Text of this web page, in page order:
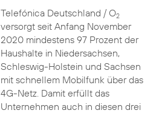
Telefónica Deutschland / O2
versorgt seit Anfang November
2020 mindestens 97 Prozent der
Haushalte in Niedersachsen,
Schleswig-Holstein und Sachsen
mit schnellem Mobilfunk über das
4G-Netz. Damit erfüllt das
Unternehmen auch in diesen drei